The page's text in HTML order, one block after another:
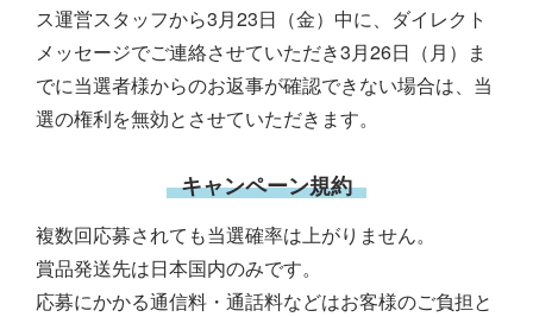
ス運営スタッフから3月23日（金）中に、ダイレクト
メッセージでご連絡させていただき3月26日（月）ま
でに当選者様からのお返事が確認できない場合は、当
選の権利を無効とさせていただきます。
キャンペーン規約
複数回応募されても当選確率は上がりません。
賞品発送先は日本国内のみです。
応募にかかる通信料・通話料などはお客様のご負担と